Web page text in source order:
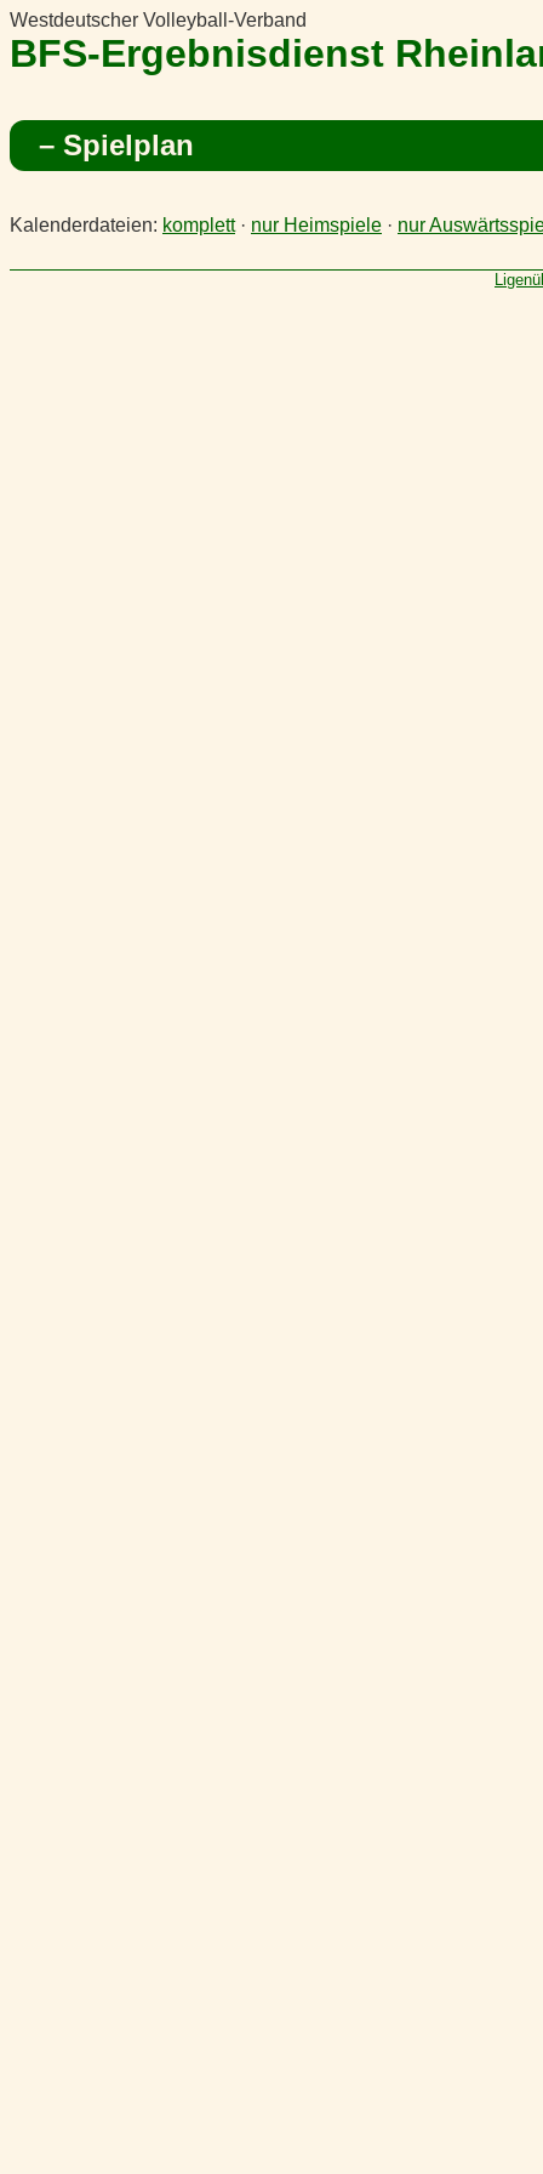
Westdeutscher Volleyball-Verband
BFS-Ergebnisdienst
– Spielplan
Kalenderdateien: komplett· nur Heimspiele · nur